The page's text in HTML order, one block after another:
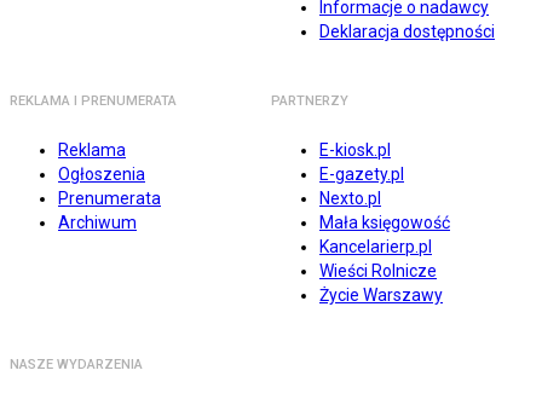
Informacje o nadawcy
Deklaracja dostępności
REKLAMA I PRENUMERATA
Reklama
Ogłoszenia
Prenumerata
Archiwum
PARTNERZY
E-kiosk.pl
E-gazety.pl
Nexto.pl
Mała księgowość
Kancelarierp.pl
Wieści Rolnicze
Życie Warszawy
NASZE WYDARZENIA